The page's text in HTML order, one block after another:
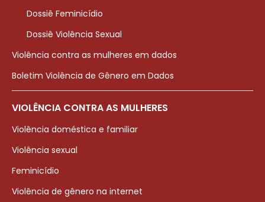
Dossiê Feminicídio
Dossiê Violência Sexual
Violência contra as mulheres em dados
Boletim Violência de Gênero em Dados
VIOLÊNCIA CONTRA AS MULHERES
Violência doméstica e familiar
Violência sexual
Feminicídio
Violência de gênero na internet